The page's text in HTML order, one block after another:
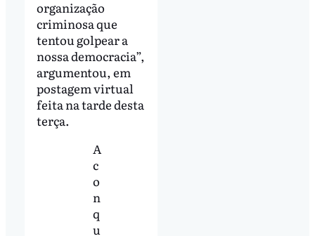
organização
criminosa que
tentou golpear a
nossa democracia”,
argumentou, em
postagem virtual
feita na tarde desta
terça.
A
c
o
n
q
u